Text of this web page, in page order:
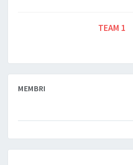
TEAM 1
MEMBRI